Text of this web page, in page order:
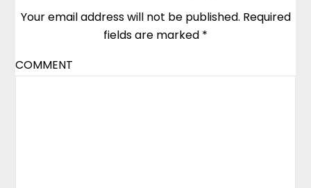
Your email address will not be published. Required
fields are marked *
COMMENT